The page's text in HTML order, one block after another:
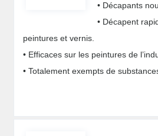
• Décapants
• Décapent
peintures et vernis.
• Efficaces sur les peintures de
• Totalement exempts de